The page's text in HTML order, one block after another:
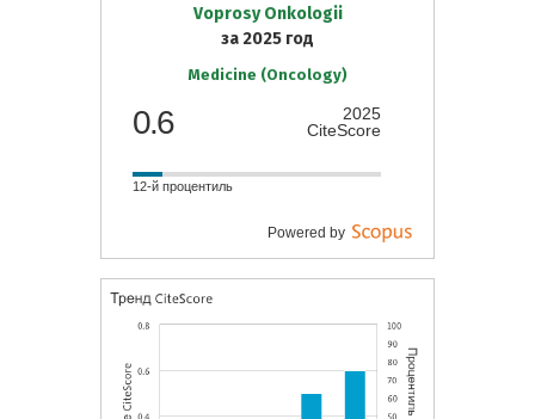
Voprosy Onkologii
за 2025 год
Medicine (Oncology)
0.6
2025
CiteScore
12-й процентиль
Powered by